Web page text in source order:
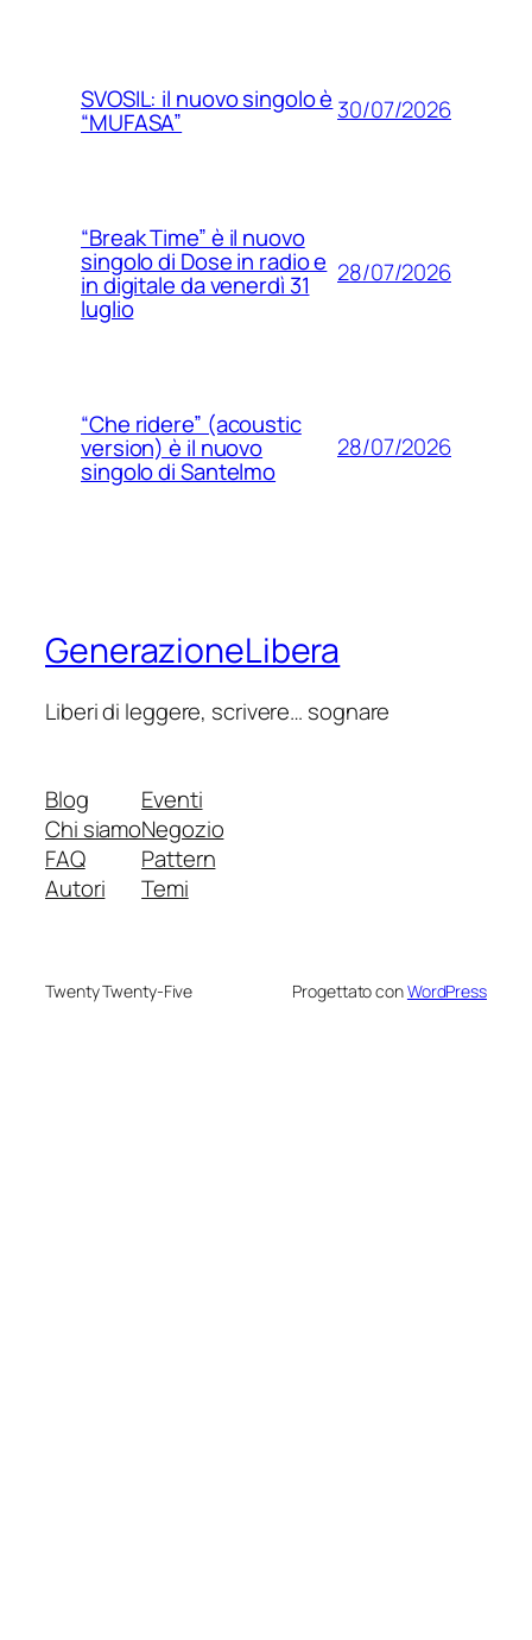
SVOSIL: il nuovo singolo è
“MUFASA” 30/07/2026
“Break Time” è il nuovo
singolo di Dose in radio e
in digitale da venerdì 31
luglio
28/07/2026
“Che ridere” (acoustic
version) è il nuovo
singolo di Santelmo
28/07/2026
GenerazioneLibera
Liberi di leggere, scrivere… sognare
Blog
Chi siamo
FAQ
Autori
Eventi
Negozio
Pattern
Temi
Twenty Twenty-Five Progettato conWordPress